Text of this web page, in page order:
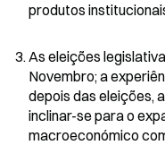
produtos
As eleições
Novembro; a
depois das eleições,
inclinar-se para o
macroeconómico